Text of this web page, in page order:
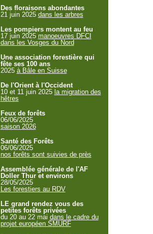
Des floraisons abondantes
21 juin 2025 dans les arbres
Les pompiers montent au feu
17 juin 2025 manoeuvres DFCI
dans les Vosges du Nord
Une association forestière qui
fête ses 100 ans
2025 à Bâle en Suisse
De l'Orient à l'Occident
10 et 11 juin 2025 la migration des
hêtres
Feux de forêts
06/06/2025
saison 2026
Santé des Forêts
06/06/2025
nos forêts sont suivies de près
Assemblée générale de l'AF
Doller Thur et environs
28/05/2025
Les forestiers au RDV
LE grand rendez vous des
petites forêts privées
du 20 au 22 mai dans le cadre du
projet européen SMURF